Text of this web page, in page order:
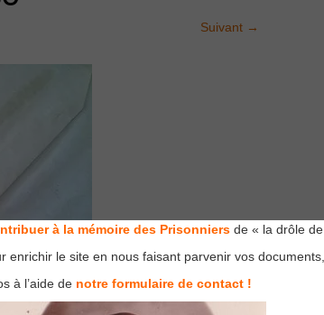
Suivant →
à la mémoire des Prisonniers de « la drôle de
enrichir le site en nous faisant parvenir vos documents,
à l’aide de notre formulaire de contact !